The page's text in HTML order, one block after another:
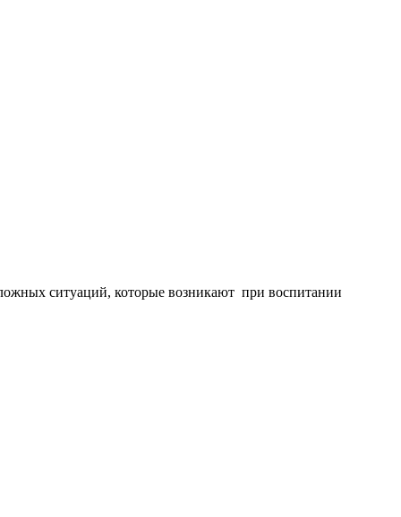
ситуаций, которые возникают при воспитании